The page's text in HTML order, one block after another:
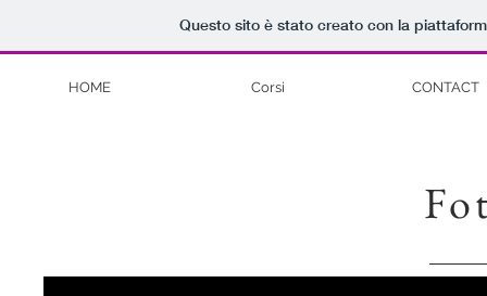
Questo sito è stato creato con la
HOME Corsi CONTACT